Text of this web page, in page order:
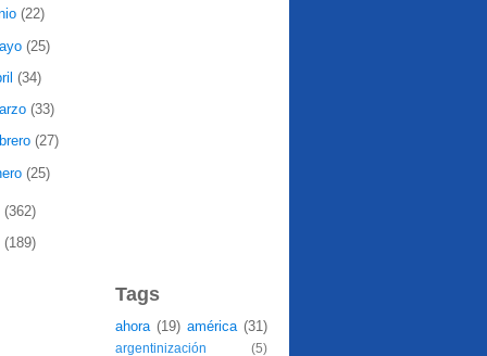
(22)
(25)
(34)
(33)
(27)
(25)
(362)
(189)
Tags
ahora (19) américa (31)
argentinización (5)